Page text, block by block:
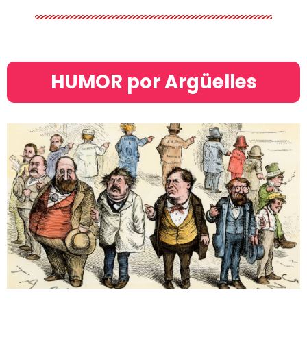
HUMOR por Argüelles​